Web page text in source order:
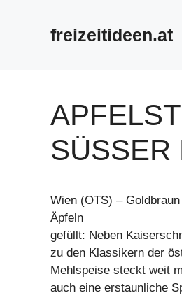
freizeitideen.at
SÜSSER
Wien (OTS) –
Äpfeln
gefüllt: Neben
zu den Klassikern der
Mehlspeise steckt weit
auch eine erstaunliche